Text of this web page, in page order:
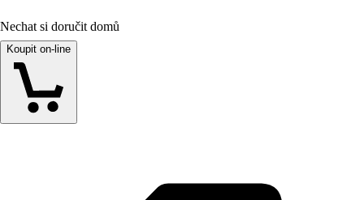
Nechat si doručit domů
Koupit on-line